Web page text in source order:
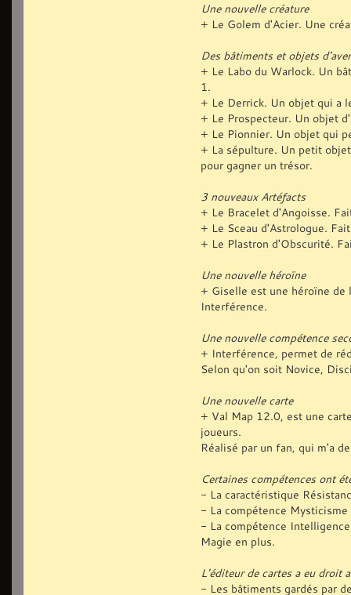
Une nouvelle créature
+ Le Golem d'Acier. Une
Des bâtiments et objets
+ Le Labo du Warlock. Un
1.
+ Le Derrick. Un objet qui a
+ Le Prospecteur. Un objet
+ Le Pionnier. Un objet qui
+ La sépulture. Un petit
pour gagner un trésor.
3 nouveaux Artéfacts
+ Le Bracelet d'Angoisse.
+ Le Sceau d'Astrologue.
+ Le Plastron d'Obscurité.
Une nouvelle héroïne
+ Giselle est une héroïne de
Interférence.
Une nouvelle compétence
+ Interférence, permet de
Selon qu'on soit Novice,
Une nouvelle carte
+ Val Map 12.0, est une
joueurs.
Réalisé par un fan, qui m'a
Certaines compétences ont
- La caractéristique
- La compétence
- La compétence
Magie en plus.
L'éditeur de cartes a eu droit
- Les bâtiments gardés par